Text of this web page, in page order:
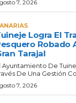
7, 2026
Logra El
Robado
Tarajal
Ayuntamiento De
De Una Gestión
7, 2026